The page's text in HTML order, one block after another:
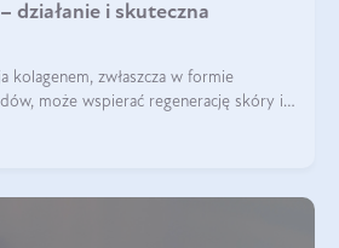
działanie i skuteczna
kolagenem, zwłaszcza w formie
może wspierać regenerację skóry i